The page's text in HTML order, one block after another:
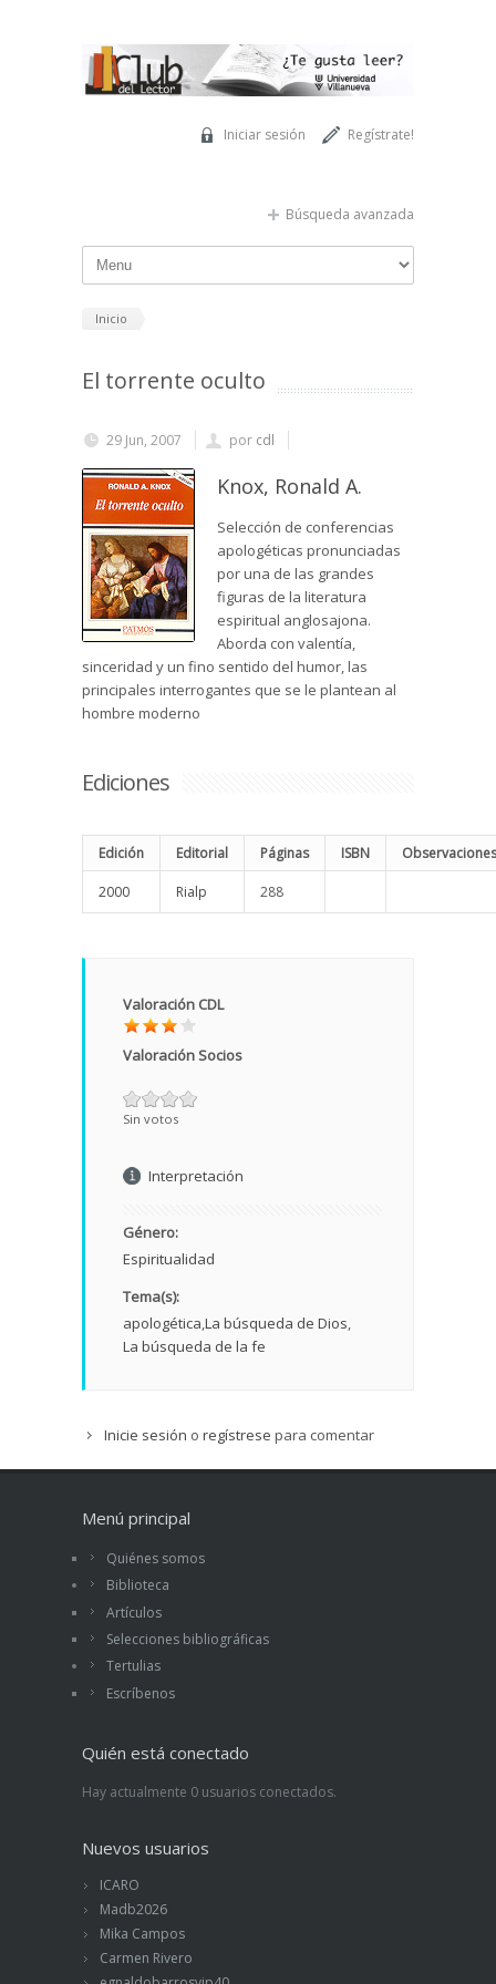
Regístrate!
Iniciar sesión
Búsqueda avanzada
Inicio
El torrente oculto
29 Jun, 2007 por cdl
Knox, Ronald A.
Selección de conferencias
apologéticas pronunciadas
por una de las grandes
figuras de la literatura
espiritual anglosajona.
Aborda con valentía,
sinceridad y un fino sentido del humor, las
principales interrogantes que se le plantean al
hombre moderno
Ediciones
Edición Editorial Páginas ISBN Observaciones
2000 Rialp 288
Valoración CDL
Valoración Socios
Sin votos
Interpretación
Género:
Espiritualidad
Tema(s):
apologética La búsqueda de Dios
La búsqueda de la fe
Inicie sesión o regístrese para comentar
Menú principal
Quiénes somos
Biblioteca
Artículos
Selecciones bibliográficas
Tertulias
Escríbenos
Quién está conectado
Hay actualmente 0 usuarios conectados.
Nuevos usuarios
ICARO
Madb2026
Mika Campos
Carmen Rivero